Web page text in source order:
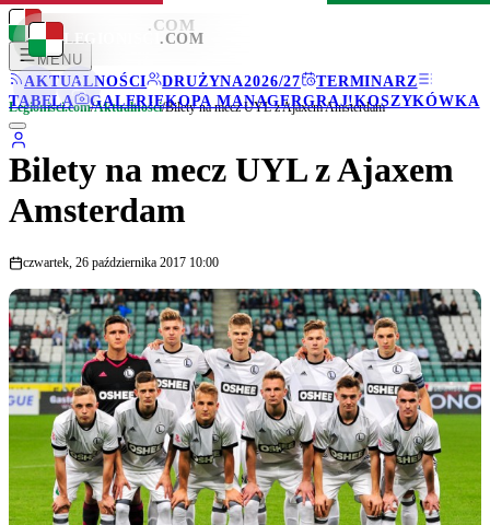
LEGIONISCI .COM
MENU
AKTUALNOŚCI
DRUŻYNA2026/27
TERMINARZ
TABELA
GALERIEKOPA MANAGERGRAJ!KOSZYKÓWKA
LEGIONISCI .COM
Legionisci.com/Aktualności/Bilety na mecz UYL z Ajaxem Amsterdam
Bilety na mecz UYL z Ajaxem
Amsterdam
czwartek, 26 października 2017 10:00